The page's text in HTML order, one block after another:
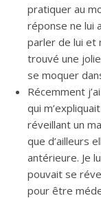
pratiquer au
réponse ne lui
parler de lui et
trouvé une
se moquer
Récemment
qui
réveillant un
que d’ailleurs
antérieure. Je
pouvait se
pour être